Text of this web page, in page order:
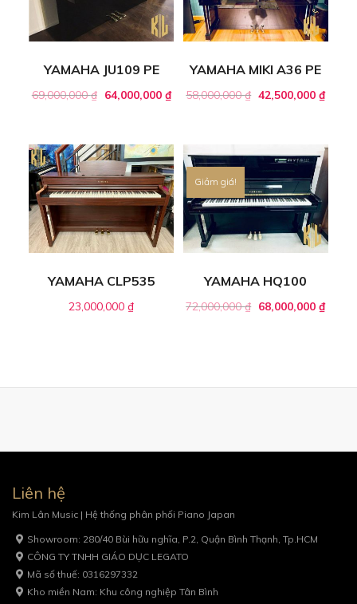
YAMAHA JU109 PE
69,000,000₫ 64,000,000 ₫
YAMAHA MIKI A36 PE
58,000,000₫ 42,500,000₫
YAMAHA CLP535
23,000,000₫
Giảm giá!
YAMAHA HQ100
72,000,000₫ 68,000,000₫
Liên hệ
Kim Lân Music | Hệ thống phân phối Piano Japan
Showroom: 280/40 Bùi hữu nghĩa, P.2, Quận Bình Thạnh, Tp.HCM
CÔNG TY TNHH GIÁO DỤC LEGATO
Mã số thuế: 0316297332
Kho miền Nam: Khu công nghiệp Tân Bình